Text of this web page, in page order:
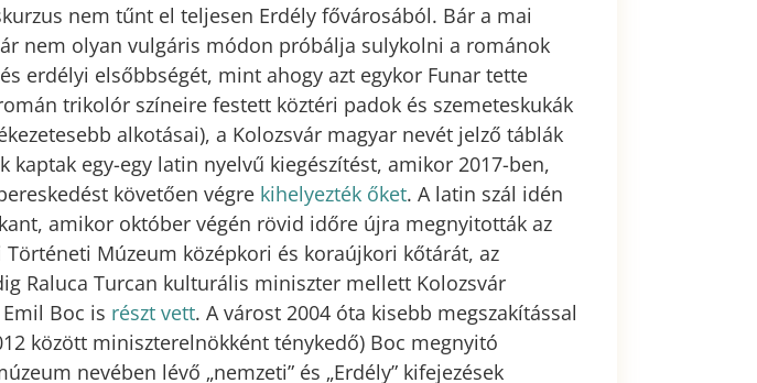
nem tűnt el teljesen Erdély fővárosából. Bár a mai
nem olyan vulgáris módon próbálja sulykolni a románok
erdélyi elsőbbségét, mint ahogy azt egykor Funar tette
trikolór színeire festett köztéri padok és szemeteskukák
alkotásai), a Kolozsvár magyar nevét jelző táblák
kaptak egy-egy latin nyelvű kiegészítést, amikor 2017-ben,
követően végre kihelyezték őket. A latin szál idén
amikor október végén rövid időre újra megnyitották az
Történeti Múzeum középkori és koraújkori kőtárát, az
Raluca Turcan kulturális miniszter mellett Kolozsvár
Boc is részt vett. A várost 2004 óta kisebb megszakítással
között miniszterelnökként ténykedő) Boc megnyitó
nevében lévő „nemzeti” és „Erdély” kifejezések